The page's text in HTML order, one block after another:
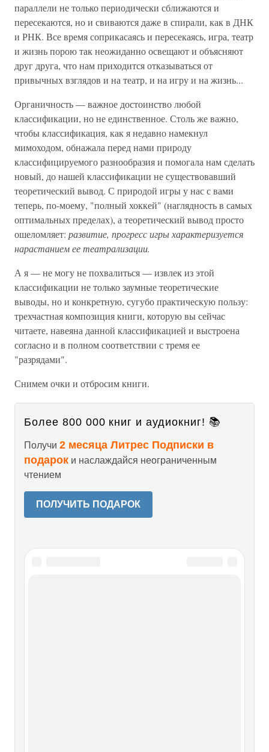
параллели не только периодически сближаются и
пересекаются, но и свиваются даже в спирали, как в ДНК
и РНК. Все время соприкасаясь и пересекаясь, игра, театр
и жизнь порою так неожиданно освещают и объясняют
друг друга, что нам приходится отказываться от
привычных взглядов и на театр, и на игру и на жизнь...
Органичность — важное достоинство любой
классификации, но не единственное. Столь же важно,
чтобы классификация, как я недавно намекнул
мимоходом, обнажала перед нами природу
классифицируемого разнообразия и помогала нам сделать
новый, до нашей классификации не существовавший
теоретический вывод. С природой игры у нас с вами
теперь, по-моему, "полный хоккей" (наглядность в самых
оптимальных пределах), а теоретический вывод просто
ошеломляет: развитие, прогресс игры характеризуется
нарастанием ее театрализации.
А я — не могу не похвалиться — извлек из этой
классификации не только заумные теоретические
выводы, но и конкретную, сугубо практическую пользу:
трехчастная композиция книги, которую вы сейчас
читаете, навеяна данной классификацией и выстроена
согласно и в полном соответствии с тремя ее
"разрядами".
Снимем очки и отбросим книги.
Более 800 000 книг и аудиокниг! 📚
Получи 2 месяца Литрес Подписки в
подарок и наслаждайся неограниченным
чтением
ПОЛУЧИТЬ ПОДАРОК